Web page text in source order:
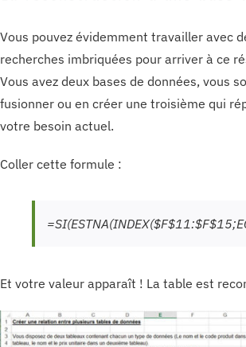
Vous pouvez évidemment travailler avec
recherches imbriquées pour arriver à ce
Vous avez deux bases de données, vous
fusionner ou en créer une troisième qui
votre besoin actuel.
Coller cette formule :
Et votre valeur apparaît ! La table est